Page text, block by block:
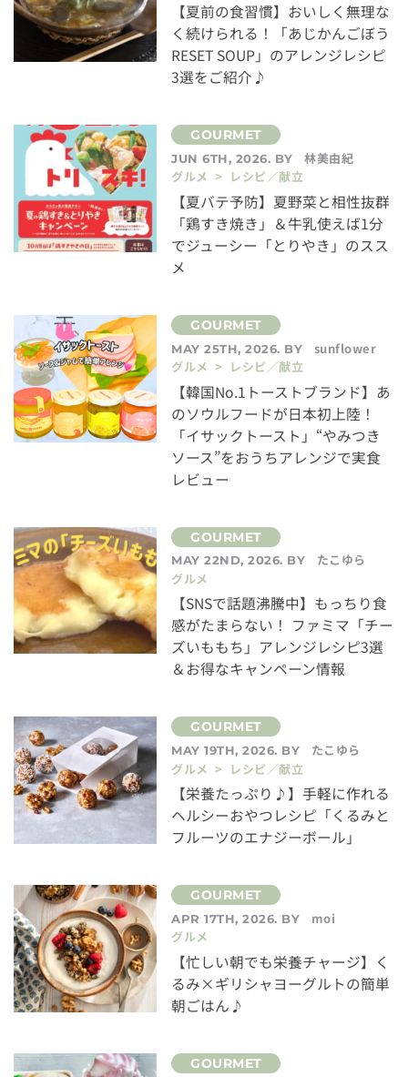
【夏前の食習慣】おいしく無理な
く続けられる！「あじかんごぼう
RESET SOUP」のアレンジレシピ
3選をご紹介♪
JUN 6TH, 2026. BY
林美由紀
グルメ > レシピ／献立
【夏バテ予防】夏野菜と相性抜群
「鶏すき焼き」＆牛乳使えば1分
でジューシー「とりやき」のスス
メ
MAY 25TH, 2026. BY
sunflower
グルメ > レシピ／献立
【韓国No.1トーストブランド】あ
のソウルフードが日本初上陸！
「イサックトースト」“やみつき
ソース”をおうちアレンジで実食
レビュー
MAY 22ND, 2026. BY
たこゆら
グルメ
【SNSで話題沸騰中】もっちり食
感がたまらない！ ファミマ「チー
ズいももち」アレンジレシピ3選
＆お得なキャンペーン情報
MAY 19TH, 2026. BY
たこゆら
グルメ > レシピ／献立
【栄養たっぷり♪】手軽に作れる
ヘルシーおやつレシピ「くるみと
フルーツのエナジーボール」
APR 17TH, 2026. BY
moi
グルメ
【忙しい朝でも栄養チャージ】く
るみ×ギリシャヨーグルトの簡単
朝ごはん♪